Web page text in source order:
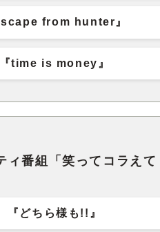
from hunter』
『time is money』
ィ番組「笑ってコラえて
『どちら様も!!』